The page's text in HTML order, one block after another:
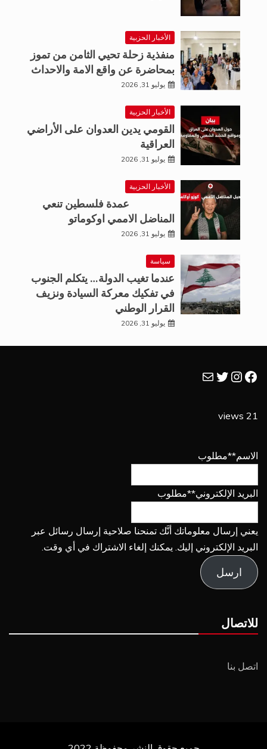
الأخبار الحزبية
منفذية زحلة تحيي الثامن من تموز
بمحاضرة عن واقع الامة والاحداث
يوليو 31, 2026
الأخبار الحزبية
القومي يدين العدوان على الأراضي
العراقية
يوليو 31, 2026
الأخبار الحزبية
عمدة فلسطين تنعي
المناضل الاممي اوكوماتو
يوليو 31, 2026
سياسة
عندما تغيب الدولة… يتكلم الجنوب
في تفكيك معركة السيادة ونزيف
القرار الوطني
يوليو 31, 2026
فيسبوك
إنستجرام
تويتر
بريد
21 views
الاسم**مطلوب
البريد الإلكتروني**مطلوب
يعني إرسال معلوماتك أنَّك تمنحنا صلاحية إرسال رسائل عبر
البريد الإلكتروني إليك. يمكنك إلغاء الاشتراك في أي وقت.
ارسل
للاتصال
اتصل بنا